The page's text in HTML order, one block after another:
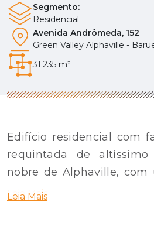
Segmento:
Residencial
Avenida Andrômeda, 152
Green Valley Alphaville -
31.235 m²
Edifício residencial com
requintada de
nobre de Alphaville, com
410 m² privativos.
Leia Mais
Leia Mais